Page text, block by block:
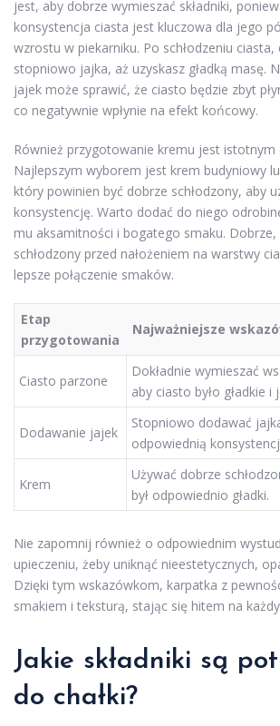
jest, aby dobrze wymieszać składniki,
konsystencja ciasta jest kluczowa dla jego
wzrostu w piekarniku. Po schłodzeniu ciasta,
stopniowo jajka, aż uzyskasz gładką masę.
jajek może sprawić, że ciasto będzie zbyt
co negatywnie wpłynie na efekt końcowy.
Również przygotowanie kremu jest istotnym
Najlepszym wyborem jest krem budyniowy
który powinien być dobrze schłodzony, aby
konsystencję. Warto dodać do niego
mu aksamitności i bogatego smaku.
schłodzony przed nałożeniem na warstwy
lepsze połączenie smaków.
Etap
przygotowania
Najważniejsze
Ciasto parzone
Dokładnie wymieszać
aby ciasto było gładkie i
Dodawanie jajek
Stopniowo dodawać
odpowiednią
Krem
Używać dobrze
był odpowiednio gładki.
Nie zapomnij również o odpowiednim
upieczeniu, żeby uniknąć nieestetycznych,
Dzięki tym wskazówkom, karpatka z
smakiem i teksturą, stając się hitem na
Jakie składniki są
do chałki?